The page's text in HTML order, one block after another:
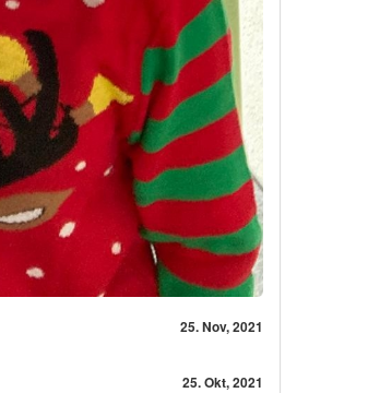
25. Nov, 2021
25. Okt, 2021